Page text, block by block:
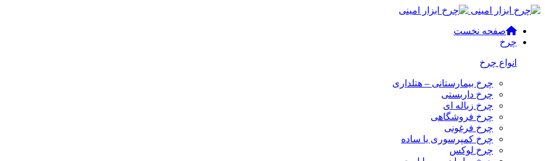
صفحه نخست
چرخ
انواع چرخ
چرخ بیمارستانی – هتلداری
چرخ داربستی
چرخ زباله ای
چرخ فروشگاهی
چرخ فرغونی
چرخ کمپرسوری یا ساده
چرخ لوکس